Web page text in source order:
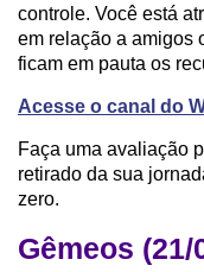
controle. Você está
em relação a amigos
ficam em pauta os
Acesse o canal do
Faça uma avaliação
retirado da sua
zero.
Gêmeos (21/